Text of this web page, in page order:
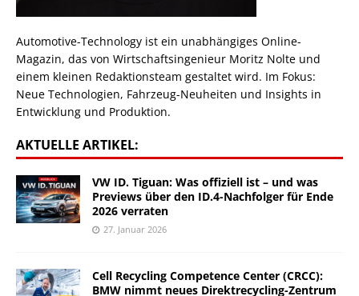
Automotive-Technology ist ein unabhängiges Online-
Magazin, das von Wirtschaftsingenieur Moritz Nolte und
einem kleinen Redaktionsteam gestaltet wird. Im Fokus:
Neue Technologien, Fahrzeug-Neuheiten und Insights in
Entwicklung und Produktion.
AKTUELLE ARTIKEL:
VW ID. Tiguan: Was offiziell ist – und was
Previews über den ID.4-Nachfolger für Ende
2026 verraten
27. Januar 2026
Cell Recycling Competence Center (CRCC):
BMW nimmt neues Direktrecycling-Zentrum